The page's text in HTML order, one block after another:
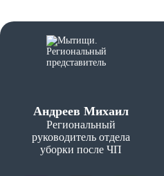
Андреев Михаил
Региональный
руководитель отдела
уборки после ЧП